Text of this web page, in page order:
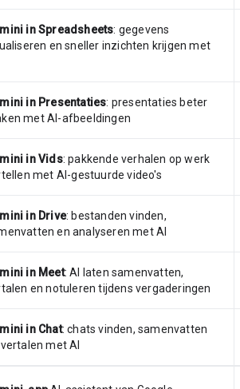
in Spreadsheets: gegevens
en sneller inzichten krijgen met
in Presentaties: presentaties beter
met AI-afbeeldingen
in Vids: pakkende verhalen op werk
met AI-gestuurde video's
in Drive: bestanden vinden,
en analyseren met AI
in Meet: AI laten samenvatten,
en notuleren tijdens vergaderingen
in Chat: chats vinden, samenvatten
met AI